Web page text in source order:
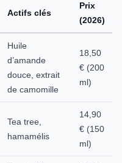
Actifs clés
Prix
(2026)
Huile
d’amande
douce, extrait
de camomille
18,50
€ (200
ml)
Tea tree,
hamamélis
14,90
€ (150
ml)